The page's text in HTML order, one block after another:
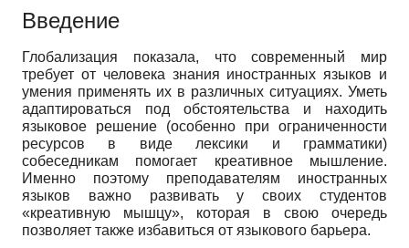
Введение
Глобализация показала, что современный мир
требует от человека знания иностранных языков и
умения применять их в различных ситуациях. Уметь
адаптироваться под обстоятельства и находить
языковое решение (особенно при ограниченности
ресурсов в виде лексики и грамматики)
собеседникам помогает креативное мышление.
Именно поэтому преподавателям иностранных
языков важно развивать у своих студентов
«креативную мышцу», которая в свою очередь
позволяет также избавиться от языкового барьера.